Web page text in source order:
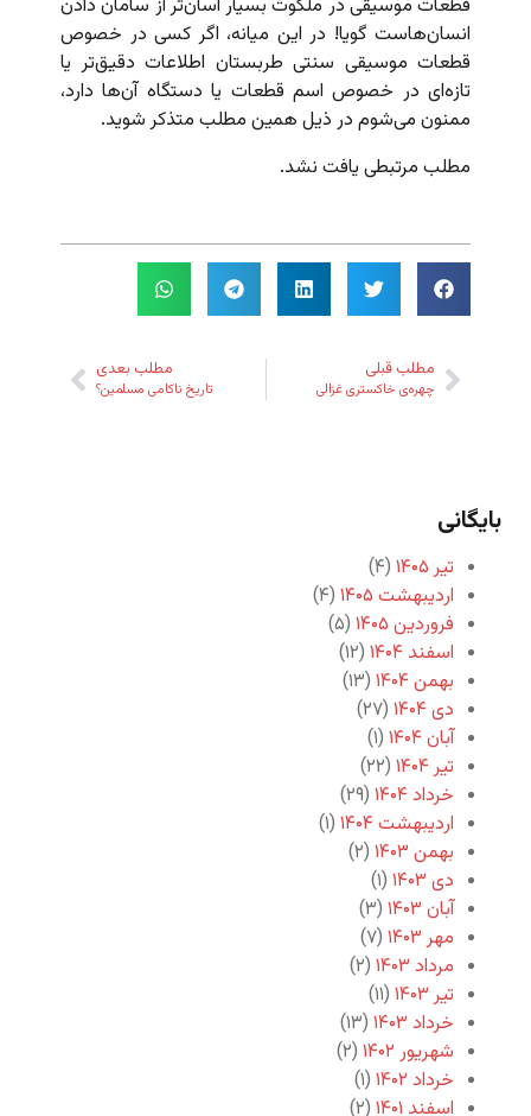
قطعات موسیقی در ملکوت بسیار آسان‌تر از سامان دادن
انسان‌هاست گویا! در این میانه، اگر کسی در خصوص
قطعات موسیقی سنتی طربستان اطلاعات دقیق‌تر یا
تازه‌ای در خصوص اسم قطعات یا دستگاه آن‌ها دارد،
ممنون می‌شوم در ذیل همین مطلب متذکر شوید.
مطلب مرتبطی یافت نشد.
مطلب قبلی
چهره‌ی خاکستری غزالی
مطلب بعدی
تاریخ ناکامی مسلمین؟
بایگانی
تیر ۱۴۰۵
(۴)
اردیبهشت ۱۴۰۵
(۴)
فروردین ۱۴۰۵
(۵)
اسفند ۱۴۰۴
(۱۲)
بهمن ۱۴۰۴
(۱۳)
دی ۱۴۰۴
(۲۷)
آبان ۱۴۰۴
(۱)
تیر ۱۴۰۴
(۲۲)
خرداد ۱۴۰۴
(۲۹)
اردیبهشت ۱۴۰۴
(۱)
بهمن ۱۴۰۳
(۲)
دی ۱۴۰۳
(۱)
آبان ۱۴۰۳
(۳)
مهر ۱۴۰۳
(۷)
مرداد ۱۴۰۳
(۲)
تیر ۱۴۰۳
(۱۱)
خرداد ۱۴۰۳
(۱۳)
شهریور ۱۴۰۲
(۲)
خرداد ۱۴۰۲
(۱)
اسفند ۱۴۰۱
(۲)